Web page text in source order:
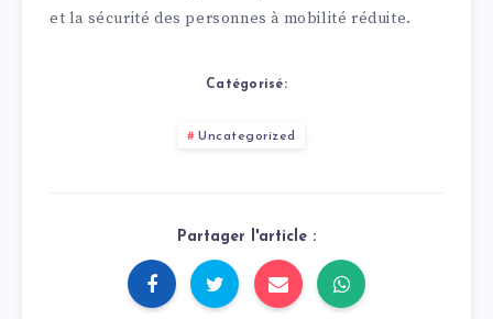
et la sécurité des personnes à mobilité réduite.
Catégorisé:
Uncategorized
Partager l'article :